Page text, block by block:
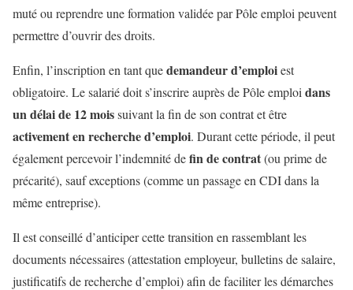
muté ou reprendre une formation validée par Pôle emploi peuvent
permettre d’ouvrir des droits.
Enfin, l’inscription en tant quedemandeur d’emploiest
obligatoire. Le salarié doit s’inscrire auprès de Pôle emploi dans
un délai de 12 moissuivant la fin de son contrat et être
activement en recherche d’emploi. Durant cette période, il peut
également percevoir l’indemnité defin de contrat(ou prime de
précarité), sauf exceptions (comme un passage en CDI dans la
même entreprise).
Il est conseillé d’anticiper cette transition en rassemblant les
documents nécessaires (attestation employeur, bulletins de salaire,
justificatifs de recherche d’emploi) afin de faciliter les démarches